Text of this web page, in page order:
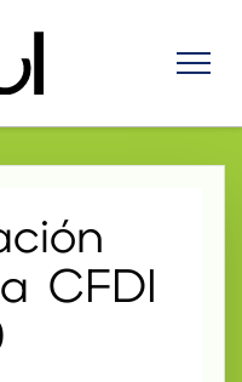
CFDI